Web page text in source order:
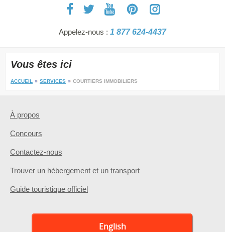
Appelez-nous : 1 877 624-4437
Vous êtes ici
ACCUEIL SERVICES COURTIERS IMMOBILIERS
À propos
Concours
Contactez-nous
Trouver un hébergement et un transport
Guide touristique officiel
English